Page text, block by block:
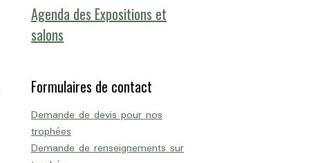
Agenda des Expositions et
salons
Formulaires de contact
Demande de devis pour nos
trophées
Demande de renseignements sur